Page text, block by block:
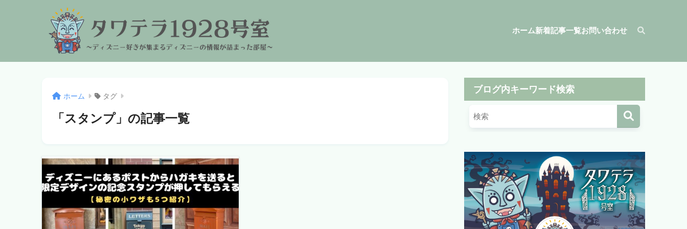
ホーム新着記事一覧お問い合わせ
ホーム タグ
「スタンプ」の記事一覧
ブログ内キーワード検索